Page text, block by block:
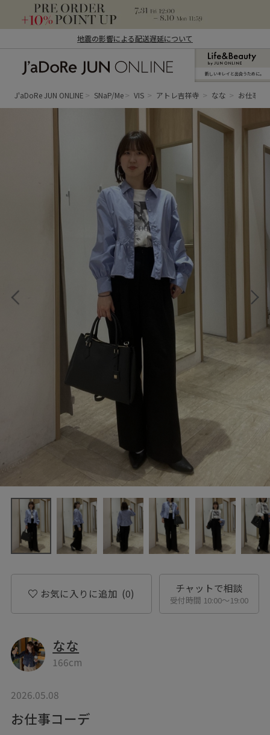
地震の影響による配送遅延について
ン オンライン）
新しいキレイと出合うために。
J'aDoRe JUN ONLINE SNaP/Me VIS アトレ吉祥寺 なな お仕事コ
お気に入りに追加 (0) チャットで相談
受付時間 10:00〜19:00
なな
166cm
2026.05.08
お仕事コーデ